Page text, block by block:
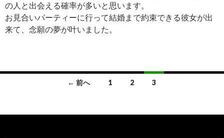
の人と出会える確率が多いと思います。
お見合いパーティーに行って結婚まで約束できる彼女が出
来て、念願の夢が叶いました。
ナ
← 前へ 1 2 3